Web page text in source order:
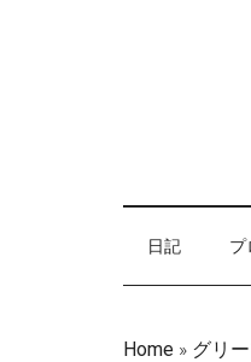
日記 プ
Home » グリ